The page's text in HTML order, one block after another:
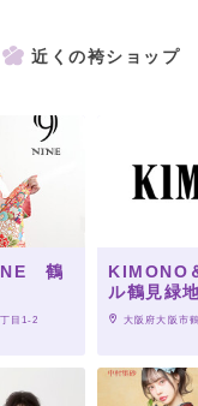
近くの袴ショップ
鶴
目1-2
KIMONO
ル鶴見緑
大阪府大阪市